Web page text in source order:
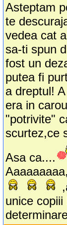
Asteptam
te
vedea cat
sa-ti spun
fost un
putea fi
a dreptul!
era in
"potrivite"
scurtez,ce
Asa ca....
unice